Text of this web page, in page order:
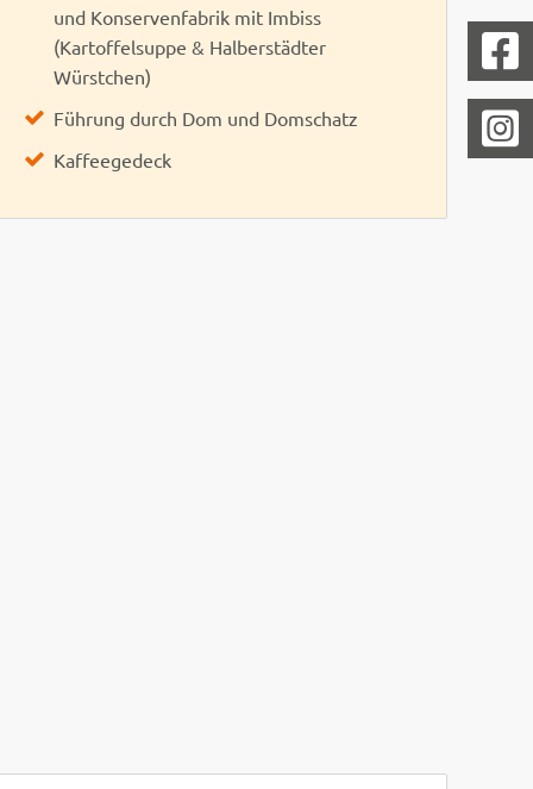
Wilke - AdobeStock
und Konservenfabrik mit Imbiss
(Kartoffelsuppe & Halberstädter
Würstchen)
Führung durch Dom und Domschatz
Kaffeegedeck